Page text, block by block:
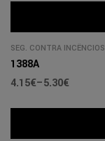
SEG. CONTRA INCÊNCIOS
1388A
4.15€–5.30€